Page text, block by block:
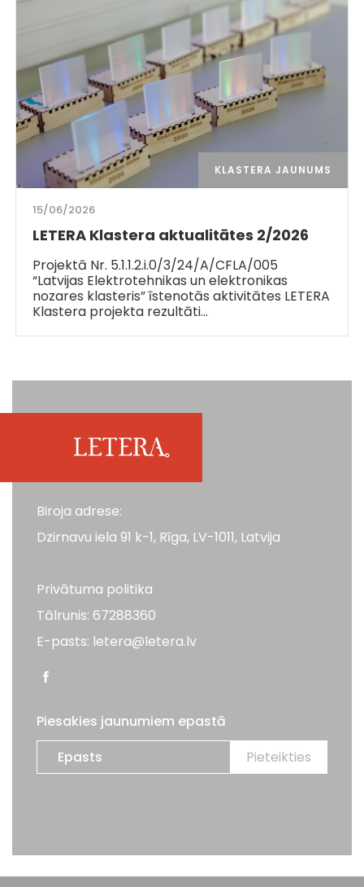
KLASTERA JAUNUMS
15/06/2026
LETERA Klastera aktualitātes 2/2026
Projektā Nr. 5.1.1.2.i.0/3/24/A/CFLA/005
“Latvijas Elektrotehnikas un elektronikas
nozares klasteris” īstenotās aktivitātes LETERA
Klastera projekta rezultāti…
Biroja adrese:
Dzirnavu iela 91 k-1, Rīga, LV-1011, Latvija
Privātuma politika
Tālrunis: 67288360
E-pasts: letera@letera.lv
Piesakies jaunumiem epastā